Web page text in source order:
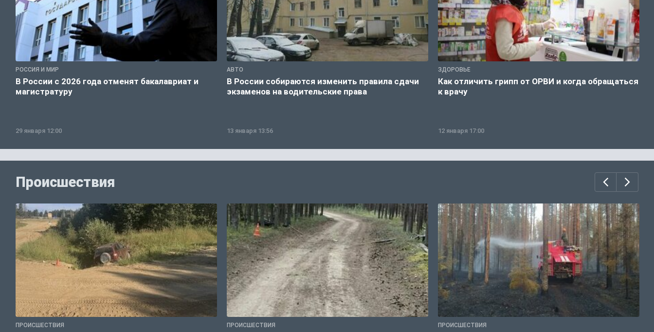
РОССИЯ И МИР
В России с 2026 года отменят бакалавриат и
магистратуру
29 января 12:00
АВТО
В России собираются изменить правила сдачи
экзаменов на водительские права
13 января 13:56
ЗДОРОВЬЕ
Как отличить грипп от ОРВИ и когда обращаться
к врачу
12 января 17:00
Происшествия
ПРОИСШЕСТВИЯ ПРОИСШЕСТВИЯ ПРОИСШЕСТВИЯ